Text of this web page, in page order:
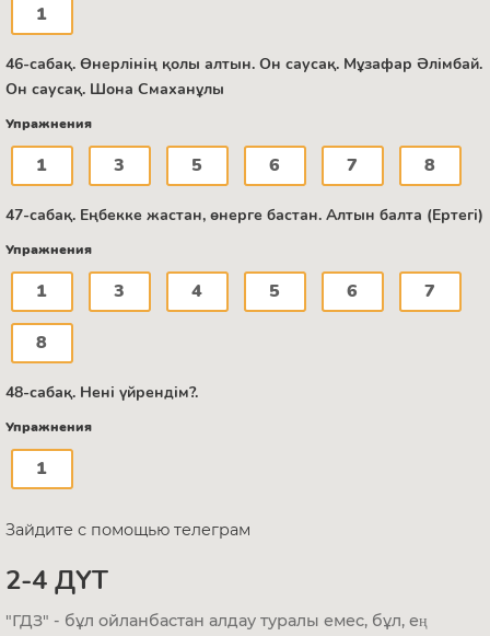
1
46-сабақ. Өнерлінің қолы алтын. Он саусақ. Мұзафар Әлімбай.
Он саусақ. Шона Смаханұлы
Упражнения
1 3 5 6 7 8
47-сабақ. Еңбекке жастан, өнерге бастан. Алтын балта (Ертегі)
Упражнения
1 3 4 5 6 7
8
48-сабақ. Нені үйрендім?.
Упражнения
1
Зайдите с помощью телеграм
2-4 ДҮТ
"ГДЗ" - бұл ойланбастан алдау туралы емес, бұл, ең